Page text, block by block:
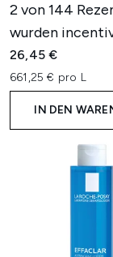
2 von 144
wurden
26,45 €
661,25 € pro L
IN DEN